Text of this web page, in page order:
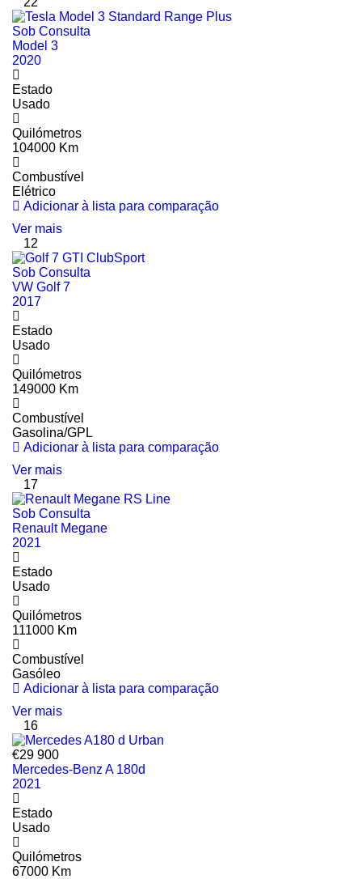
Sob Consulta
Model 3
2020
Estado
Usado
Quilómetros
104000 Km
Combustível
Elétrico
Adicionar à lista para comparação
Ver mais
12
Sob Consulta
VW Golf 7
2017
Estado
Usado
Quilómetros
149000 Km
Combustível
Gasolina/GPL
Adicionar à lista para comparação
Ver mais
17
Sob Consulta
Renault Megane
2021
Estado
Usado
Quilómetros
111000 Km
Combustível
Gasóleo
Adicionar à lista para comparação
Ver mais
16
€29 900
Mercedes-Benz A 180d
2021
Estado
Usado
Quilómetros
67000 Km